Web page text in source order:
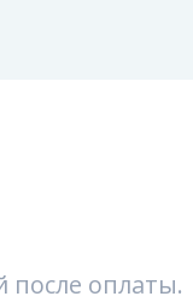
после оплаты.